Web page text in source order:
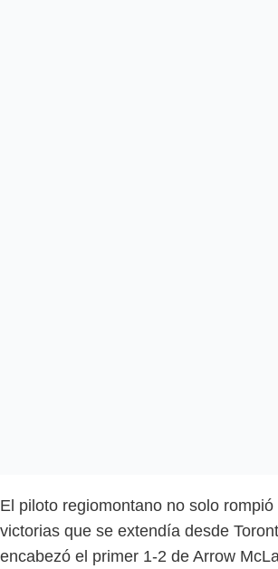
El piloto regiomontano no solo
victorias que se extendía desde
encabezó el primer 1-2 de Arrow